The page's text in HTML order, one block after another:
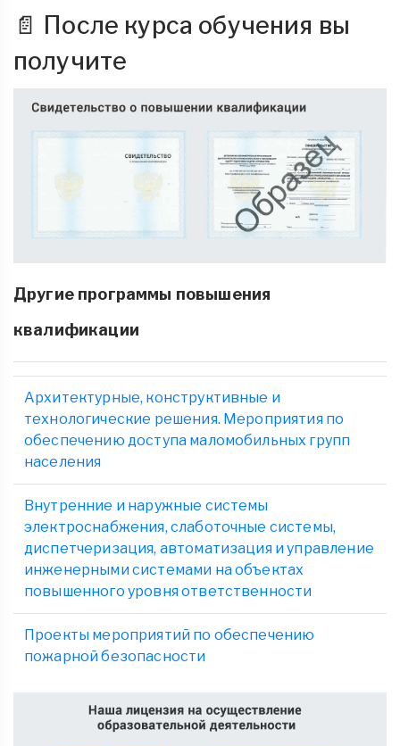
📄 После курса обучения вы
получите
Другие программы повышения
квалификации
Архитектурные, конструктивные и
технологические решения. Мероприятия по
обеспечению доступа маломобильных групп
населения
Внутренние и наружные системы
электроснабжения, слаботочные системы,
диспетчеризация, автоматизация и управление
инженерными системами на объектах
повышенного уровня ответственности
Проекты мероприятий по обеспечению
пожарной безопасности